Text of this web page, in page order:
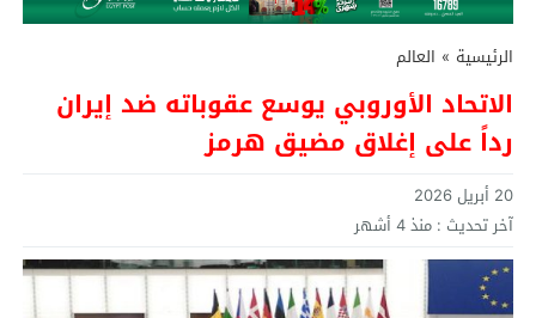
الرئيسية » العالم
الاتحاد الأوروبي يوسع عقوباته ضد إيران
رداً على إغلاق مضيق هرمز
20 أبريل 2026
آخر تحديث : منذ 4 أشهر